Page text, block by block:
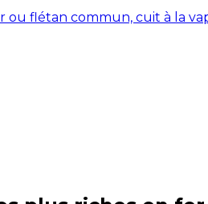
ou flétan commun, cuit à la